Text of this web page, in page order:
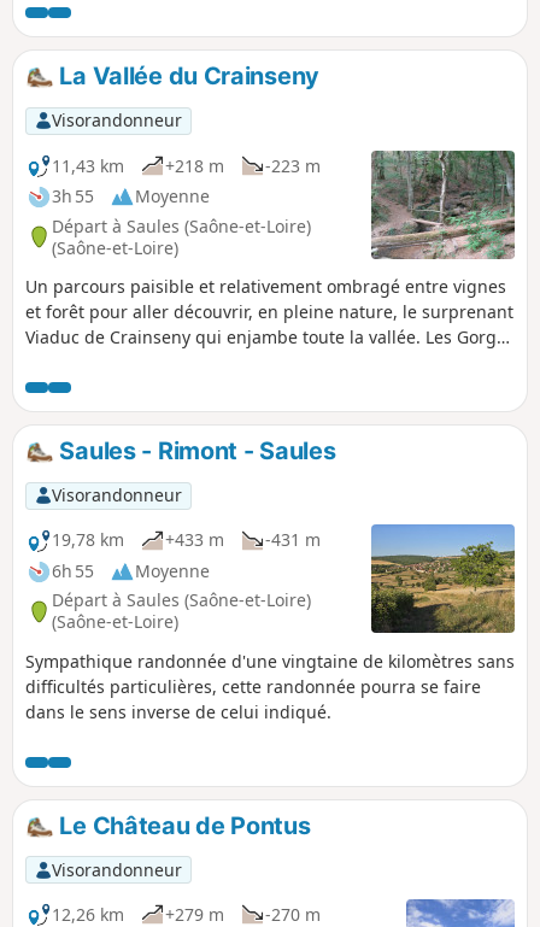
larges vues sur la Vallée de la Guye vers l'Est et le secteur
des Baudots au Nord. Très ombragé, le parcours bénéficiera
ensuite de quelques échappées sur les Monts du
Charollais. Voir informations pratiques.
La Vallée du Crainseny
Visorandonneur
11,43 km
+218 m
-223 m
3h 55
Moyenne
Départ à Saules (Saône-et-Loire)
(Saône-et-Loire)
Un parcours paisible et relativement ombragé entre vignes
et forêt pour aller découvrir, en pleine nature, le surprenant
Viaduc de Crainseny qui enjambe toute la vallée. Les Gorges
plein de charme sans pour autant donner le vertige.
Saules - Rimont - Saules
Visorandonneur
19,78 km
+433 m
-431 m
6h 55
Moyenne
Départ à Saules (Saône-et-Loire)
(Saône-et-Loire)
Sympathique randonnée d'une vingtaine de kilomètres sans
difficultés particulières, cette randonnée pourra se faire
dans le sens inverse de celui indiqué.
Le Château de Pontus
Visorandonneur
12,26 km
+279 m
-270 m